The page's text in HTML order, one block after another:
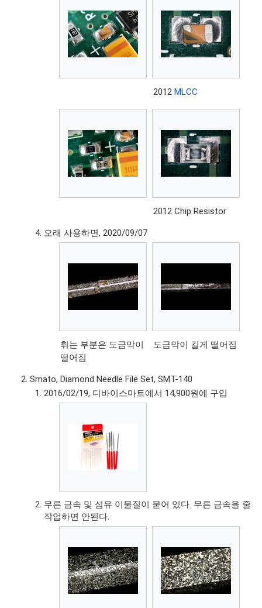
2012MLCC
2012 Chip Resistor
오래 사용하면, 2020/09/07
휘는 부분은 도금막이
떨어짐
도금막이 길게 떨어짐
Smato, Diamond Needle File Set, SMT-140
2016/02/19, 디바이스마트에서 14,900원에 구입
무른 금속 및 섬유 이물질이 묻어 있다. 무른 금속을 줄
작업하면 안된다.